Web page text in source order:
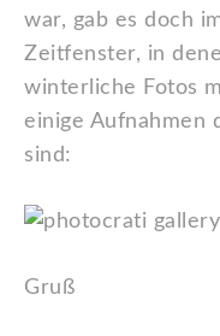
war, gab es doch
Zeitfenster, in
winterliche Fotos
einige Aufnahmen
sind:
Gruß